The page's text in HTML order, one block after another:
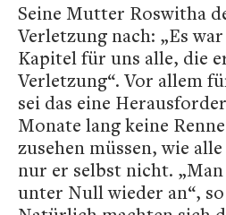
Seine Mutter Roswitha
Verletzung nach: „Es
Kapitel für uns alle, die
Verletzung“. Vor allem
sei das eine
Monate lang keine
zusehen müssen, wie
nur er selbst nicht.
unter Null wieder an“,